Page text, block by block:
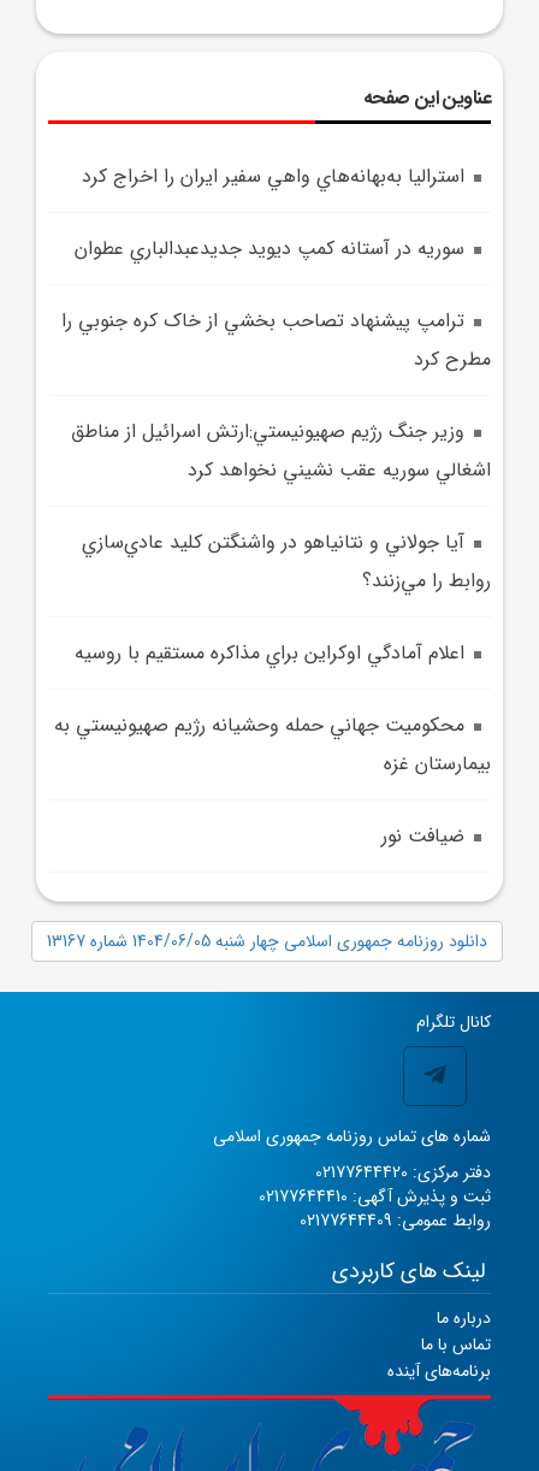
عناوین این صفحه
استراليا به‌بهانه‌هاي واهي سفير ايران را اخراج کرد
سوريه در آستانه کمپ ديويد جديدعبدالباري عطوان
ترامپ پيشنهاد تصاحب بخشي از خاک کره جنوبي را
مطرح کرد
وزير جنگ رژيم صهيونيستي:ارتش اسرائيل از مناطق
اشغالي سوريه عقب نشيني نخواهد کرد
آيا جولاني و نتانياهو در واشنگتن کليد عادي‌سازي
روابط را مي‌زنند؟
اعلام آمادگي اوکراين براي مذاکره مستقيم با روسيه
محکوميت جهاني حمله وحشيانه رژيم صهيونيستي به
بيمارستان غزه
ضيافت نور
دانلود روزنامه جمهوری اسلامی چهار شنبه 1404/06/05 شماره 13167
کانال تلگرام
شماره های تماس روزنامه جمهوری اسلامی
دفتر مرکزی: 02177644420
ثبت و پذیرش آگهی: 02177644410
روابط عمومی: 02177644409
لینک های کاربردی
درباره ما
تماس با ما
برنامه‌های آینده